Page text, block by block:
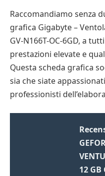
Raccomandiamo senza
grafica Gigabyte –
GV-N166T-OC-6GD, a
prestazioni elevate e
Questa scheda grafica
sia che siate
professionisti
12 GB